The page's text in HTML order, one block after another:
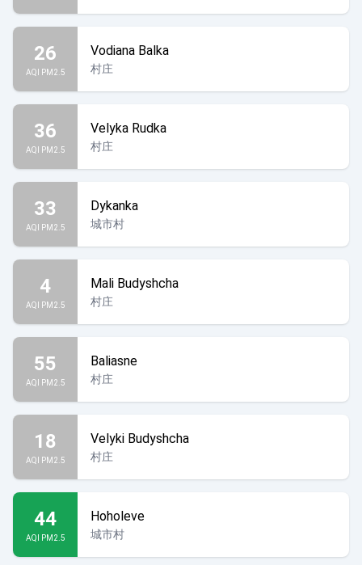
26
AQI PM2.5
Vodiana Balka
村庄
36
AQI PM2.5
Velyka Rudka
村庄
33
AQI PM2.5
Dykanka
城市村
4
AQI PM2.5
Mali Budyshcha
村庄
55
AQI PM2.5
Baliasne
村庄
18
AQI PM2.5
Velyki Budyshcha
村庄
44
AQI PM2.5
Hoholeve
城市村